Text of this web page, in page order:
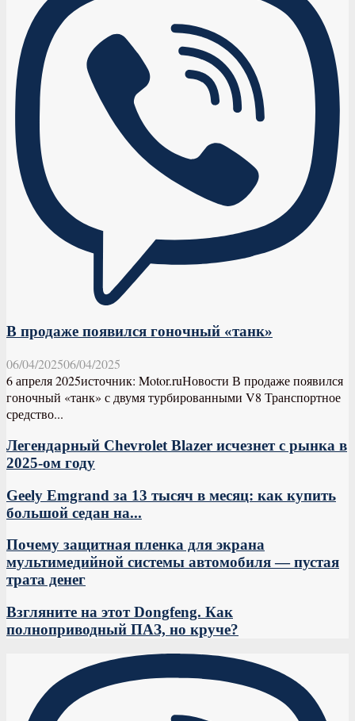
В продаже появился гоночный «танк»
06/04/202506/04/2025
6 апреля 2025источник: Motor.ruНовости В продаже появился
гоночный «танк» с двумя турбированными V8 Транспортное
средство...
Легендарный Chevrolet Blazer исчезнет с рынка в
2025-ом году
Geely Emgrand за 13 тысяч в месяц: как купить
большой седан на...
Почему защитная пленка для экрана
мультимедийной системы автомобиля — пустая
трата денег
Взгляните на этот Dongfeng. Как
полноприводный ПАЗ, но круче?